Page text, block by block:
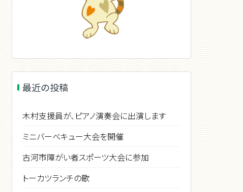
最近の投稿
木村支援員が、ピアノ演奏会に出演します
ミニバーベキュー大会を開催
古河市障がい者スポーツ大会に参加
トーカツランチの歌